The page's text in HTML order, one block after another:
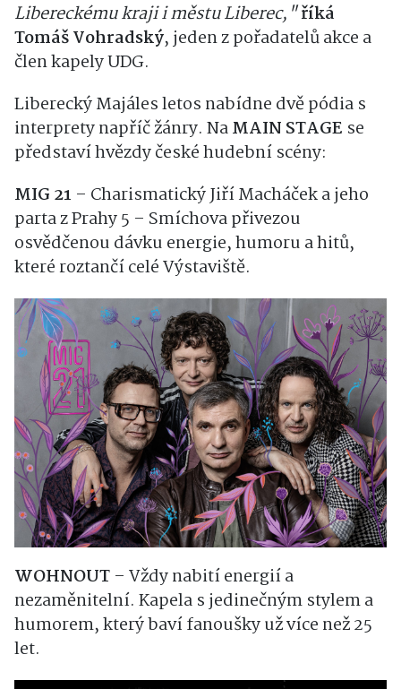
Libereckému kraji i městu Liberec,"říká
Tomáš Vohradský, jeden z pořadatelů akce a
člen kapely UDG.
Liberecký Majáles letos nabídne dvě pódia s
interprety napříč žánry. NaMAIN STAGE se
představí hvězdy české hudební scény:
MIG 21 – Charismatický Jiří Macháček a jeho
parta z Prahy 5 – Smíchova přivezou
osvědčenou dávku energie, humoru a hitů,
které roztančí celé Výstaviště.
WOHNOUT – Vždy nabití energií a
nezaměnitelní. Kapela s jedinečným stylem a
humorem, který baví fanoušky už více než 25
let.